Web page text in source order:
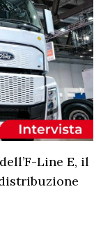
Line E, il